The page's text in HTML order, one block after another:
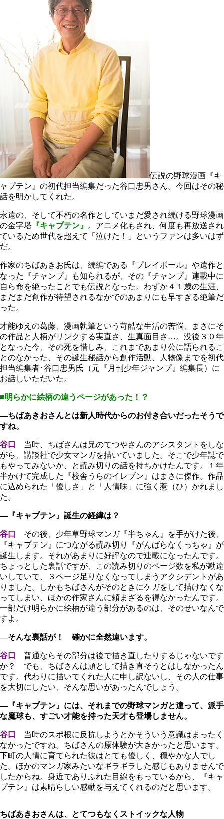
伝説の野球漫画『キ
ャプテン』の初代担当編集だった谷口忠男さん。今回はその秘
話を明かしてくれた。
永遠の、そして不朽の名作としていまだ愛され続ける野球漫画
の金字塔 『キャプテン』
。アニメ化もされ、何度も再放送され
ているため世代を超えて「泣けた！」というファンは多いはず
だ。
作家のちばあきお氏は、続編である『プレイボール』や遺作と
なった『チャンプ』も知られるが、その『チャンプ』連載中に
自ら命を絶ったことでも伝説となった。わずか４１歳の生涯、
まだまだ創作が待望されるなかでのあまりにも早すぎる絶筆だ
った。
才能ゆえの葛藤、漫画執筆という苛酷な生活の苦悩、まさにそ
の作品と人柄がリンクする実直さ、生真面目さ…。没後３０年
となった今、その死を惜しみ、これまであまり公に語られるこ
とのなかった、その誕生秘話から創作活動、人物像までを初代
担当編集者･谷口忠男氏（元『月刊少年ジャンプ』編集長）に
お話しいただいた。
■明らかに絵柄の違うページがあった！？
―ちばあきおさんとは新人時代からのお付き合いだったそうで
すね。
谷口
当時、ちばさんは兄のてつやさんのアシスタントをしな
がら、講談社で少女マンガを描いていました。そこで少年誌で
もやってみないか、と読み切りの話を持ちかけたんです。１年
半かけて完成した『校舎うらのイレブン』はまさに傑作。作品
に込められた「優しさ」と「人情味」に強く惹（ひ）かれまし
た。
―『キャプテン』誕生の経緯は？
谷口
その後、少年草野球マンガ『半ちゃん』を手がけた後、
『キャプテン』につながる読み切り『がんばらなくっちゃ』が
誕生します。それがあまりに好評なので連載になったんです。
ちょっとした裏話ですが、この読み切りのページ数を私が勘違
いしていて、３ページ足りなくなってしまうアクシデントがあ
りました。しかもちばさんがそのときにケガをして描けなくな
ってしまい、ほかの作家さんに頼まざるを得なかったんです。
一部だけ明らかに絵柄が違う部分があるのは、そのせいなんで
すよ。
―そんな裏話が！ 確かに全然違います。
谷口
普通ならその部分は後で描き直したりするじゃないです
か？ でも、ちばさんは頑として描き直そうとはしなかったん
です。代わりに描いてくれた人に申し訳ないし、その人の仕事
を大切にしたい、そんな思いがあったんでしょう。
―『キャプテン』には、それまでの野球マンガと違って、派手
な魔球も、すごい才能を持った天才も登場しません。
谷口
当時のスポ根に反抗しようとかそういう意識はまったく
なかったですね。ちばさんの原体験が大きかったと思います。
下町の人情に育てられた彼はとても優しく、穏やかな人でし
た。ほかのマンガ家みたいなギラギラした感じもありませんで
したからね。身近でありふれた目線をもっているから、『キャ
プテン』は素晴らしい感動を与えてくれるのだと思います。
ちばあきおさんは、とてつもなくストイックな人物